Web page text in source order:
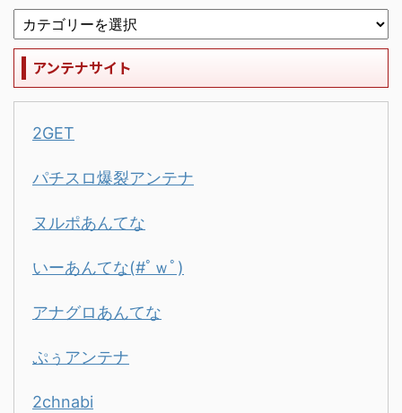
アンテナサイト
2GET
パチスロ爆裂アンテナ
ヌルポあんてな
いーあんてな(#ﾟｗﾟ)
アナグロあんてな
ぷぅアンテナ
2chnabi